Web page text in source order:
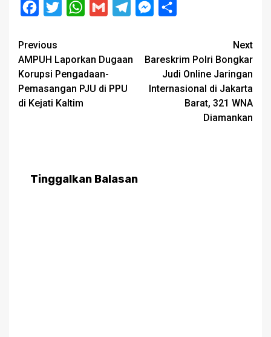
Facebook
Twitter WhatsApp
Gmail TelegramMessenger
Post
navigation
Previous
AMPUH Laporkan Dugaan
Korupsi Pengadaan-
Pemasangan PJU di PPU
di Kejati Kaltim
Next
Bareskrim Polri Bongkar
Judi Online Jaringan
Internasional di Jakarta
Barat, 321 WNA
Diamankan
Tinggalkan Balasan